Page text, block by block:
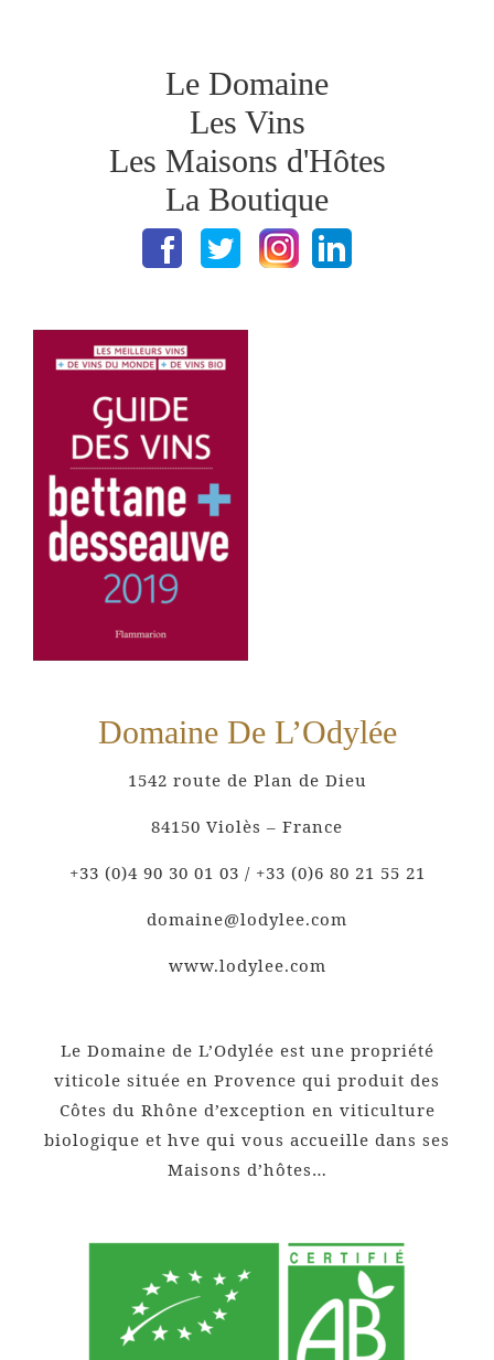
Le Domaine
Les Vins
Les Maisons d'Hôtes
La Boutique
Domaine De L’Odylée
1542 route de Plan de Dieu
84150 Violès – France
+33 (0)4 90 30 01 03 / +33 (0)6 80 21 55 21
domaine@lodylee.com
www.lodylee.com
Le Domaine de L’Odylée est une propriété
viticole située en Provence qui produit des
Côtes du Rhône d’exception en viticulture
biologique et hve qui vous accueille dans ses
Maisons d’hôtes…